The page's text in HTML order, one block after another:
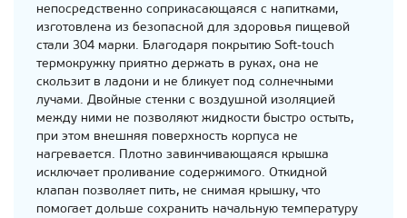
непосредственно соприкасающаяся с напитками,
изготовлена из безопасной для здоровья пищевой
стали 304 марки. Благодаря покрытию Soft-touch
термокружку приятно держать в руках, она не
скользит в ладони и не бликует под солнечными
лучами. Двойные стенки с воздушной изоляцией
между ними не позволяют жидкости быстро остыть,
при этом внешняя поверхность корпуса не
нагревается. Плотно завинчивающаяся крышка
исключает проливание содержимого. Откидной
клапан позволяет пить, не снимая крышку, что
помогает дольше сохранить начальную температуру